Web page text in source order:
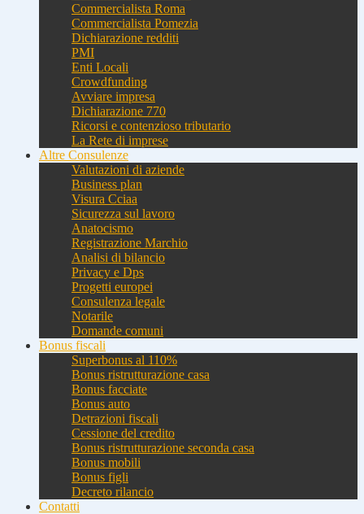
Commercialista Roma
Commercialista Pomezia
Dichiarazione redditi
PMI
Enti Locali
Crowdfunding
Avviare impresa
Dichiarazione 770
Ricorsi e contenzioso tributario
La Rete di imprese
Altre Consulenze
Valutazioni di aziende
Business plan
Visura Cciaa
Sicurezza sul lavoro
Anatocismo
Registrazione Marchio
Analisi di bilancio
Privacy e Dps
Progetti europei
Consulenza legale
Notarile
Domande comuni
Bonus fiscali
Superbonus al 110%
Bonus ristrutturazione casa
Bonus facciate
Bonus auto
Detrazioni fiscali
Cessione del credito
Bonus ristrutturazione seconda casa
Bonus mobili
Bonus figli
Decreto rilancio
Contatti